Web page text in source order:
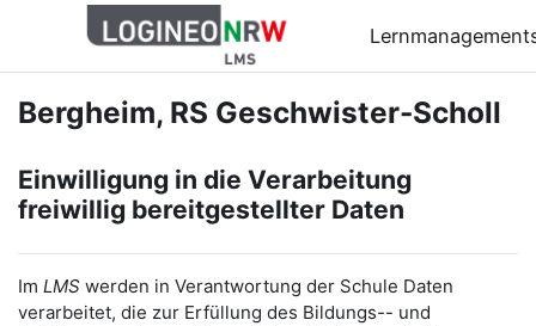
Zum Hauptinhalt
Bergheim, RS Geschwister-Scholl
Einwilligung in die Verarbeitung
freiwillig bereitgestellter Daten
Im LMS werden in Verantwortung der Schule Daten
verarbeitet, die zur Erfüllung des Bildungs-- und